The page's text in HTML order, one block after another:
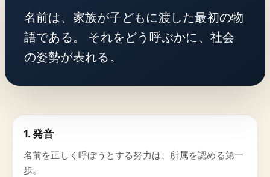
名前は、家族が子どもに渡した最初の物
語である。 それをどう呼ぶかに、社会
の姿勢が表れる。
1. 発音
名前を正しく呼ぼうとする努力は、所属を認める第一
歩。